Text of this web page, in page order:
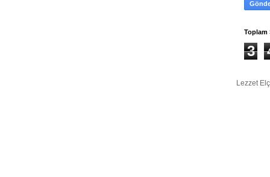
Toplam
3
Lezzet